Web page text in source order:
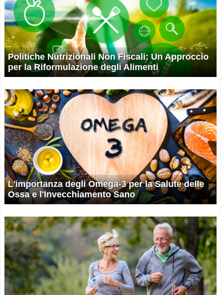
Politiche Nutrizionali Non Fiscali: Un Approccio
per la Riformulazione degli Alimenti
L'importanza degli Omega-3 per la Salute delle
Ossa e l'Invecchiamento Sano